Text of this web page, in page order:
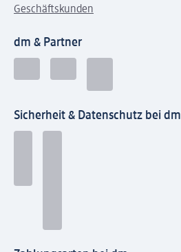
Geschäftskunden
dm & Partner
Sicherheit & Datenschutz bei dm